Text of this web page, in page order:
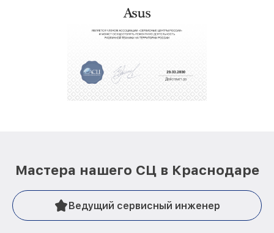
Мастера нашего СЦ в Краснодаре
Ведущий сервисный инженер